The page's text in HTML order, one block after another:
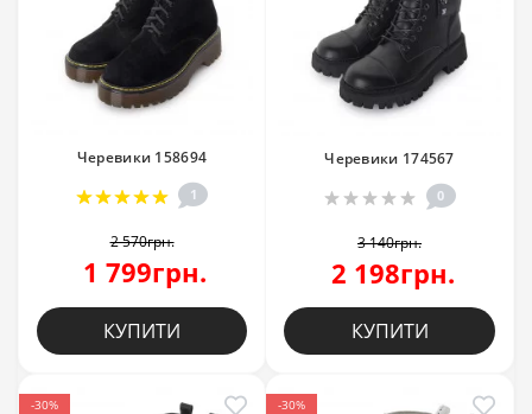
Черевики 158694
1
2 570грн.
1 799грн.
КУПИТИ
Черевики 174567
0
3 140грн.
2 198грн.
КУПИТИ
-30% -30%